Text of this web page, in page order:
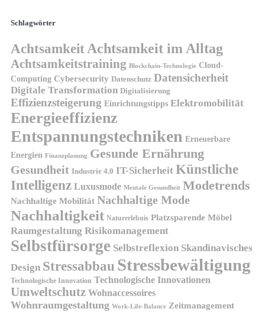
Schlagwörter
AchtsamkeitAchtsamkeit im Alltag
Achtsamkeitstraining Blockchain-Technologie Cloud-
Computing Cybersecurity Datenschutz Datensicherheit
Digitale Transformation Digitalisierung
Effizienzsteigerung Einrichtungstipps Elektromobilität
Energieeffizienz
Entspannungstechniken Erneuerbare
Energien Finanzplanung Gesunde Ernährung
Gesundheit Industrie 4.0 IT-Sicherheit Künstliche
Intelligenz Luxusmode Mentale Gesundheit Modetrends
Nachhaltige Mobilität Nachhaltige Mode
Nachhaltigkeit Naturerlebnis Platzsparende Möbel
Raumgestaltung Risikomanagement
Selbstfürsorge Selbstreflexion Skandinavisches
Design Stressabbau Stressbewältigung
Technologische Innovation Technologische Innovationen
Umweltschutz Wohnaccessoires
Wohnraumgestaltung Work-Life-Balance Zeitmanagement